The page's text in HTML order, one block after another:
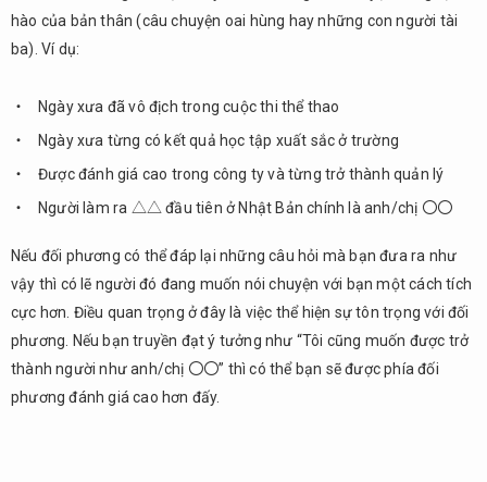
hỏi
nên
2.1.
gia
đình
2.2.
công
việc
2.3.
Về dự
định /
trình
hào của bản thân (câu chuyện oai hùng hay những con người tài
ba). Ví dụ:
Ngày xưa đã vô địch trong cuộc thi thể thao
Ngày xưa từng có kết quả học tập xuất sắc ở trường
Được đánh giá cao trong công ty và từng trở thành quản lý
Người làm ra △△ đầu tiên ở Nhật Bản chính là anh/chị 〇〇
Nếu đối phương có thể đáp lại những câu hỏi mà bạn đưa ra như
vậy thì có lẽ người đó đang muốn nói chuyện với bạn một cách tích
cực hơn. Điều quan trọng ở đây là việc thể hiện sự tôn trọng với đối
phương. Nếu bạn truyền đạt ý tưởng như “Tôi cũng muốn được trở
thành người như anh/chị 〇〇” thì có thể bạn sẽ được phía đối
phương đánh giá cao hơn đấy.